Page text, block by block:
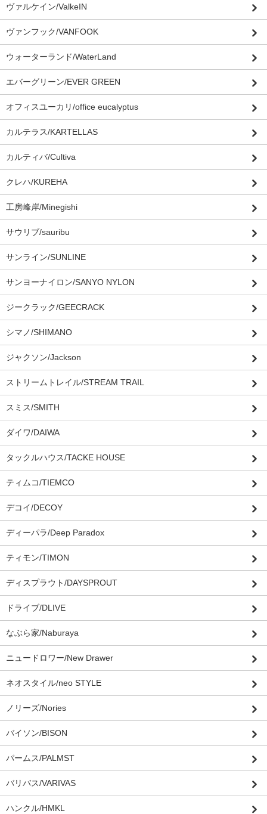
ヴァルケイン/ValkeIN
ヴァンフック/VANFOOK
ウォーターランド/WaterLand
エバーグリーン/EVER GREEN
オフィスユーカリ/office eucalyptus
カルテラス/KARTELLAS
カルティバ/Cultiva
クレハ/KUREHA
工房峰岸/Minegishi
サウリブ/sauribu
サンライン/SUNLINE
サンヨーナイロン/SANYO NYLON
ジークラック/GEECRACK
シマノ/SHIMANO
ジャクソン/Jackson
ストリームトレイル/STREAM TRAIL
スミス/SMITH
ダイワ/DAIWA
タックルハウス/TACKE HOUSE
ティムコ/TIEMCO
デコイ/DECOY
ディーパラ/Deep Paradox
ティモン/TIMON
ディスプラウト/DAYSPROUT
ドライブ/DLIVE
なぶら家/Naburaya
ニュードロワー/New Drawer
ネオスタイル/neo STYLE
ノリーズ/Nories
バイソン/BISON
パームス/PALMST
バリバス/VARIVAS
ハンクル/HMKL